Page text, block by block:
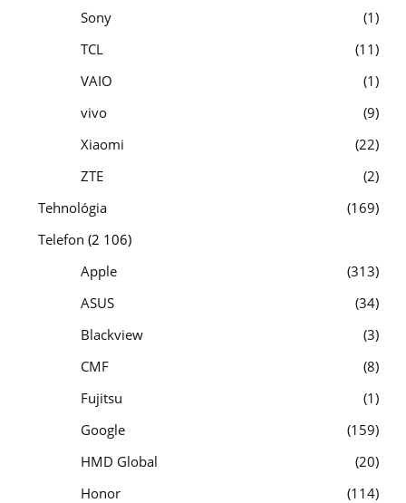
Sony
1
TCL
11
VAIO
1
vivo
9
Xiaomi
22
ZTE
2
Tehnológia
169
Telefon (2 106)
Apple
313
ASUS
34
Blackview
3
CMF
8
Fujitsu
1
Google
159
HMD Global
20
Honor
114